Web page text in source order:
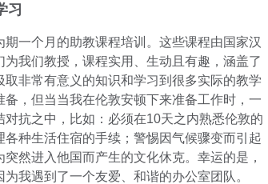
习
一个月的助教课程培训。这些课程由国家汉
我们教授，课程实用、生动且有趣，涵盖了
非常有意义的知识和学习到很多实际的教学
，但当当我在伦敦安顿下来准备工作时，一
抗之中，比如：必须在10天之内熟悉伦敦的
种生活住宿的手续；警惕因气候骤变而引起
然进入他国而产生的文化休克。幸运的是，
我遇到了一个友爱、和谐的办公室团队。